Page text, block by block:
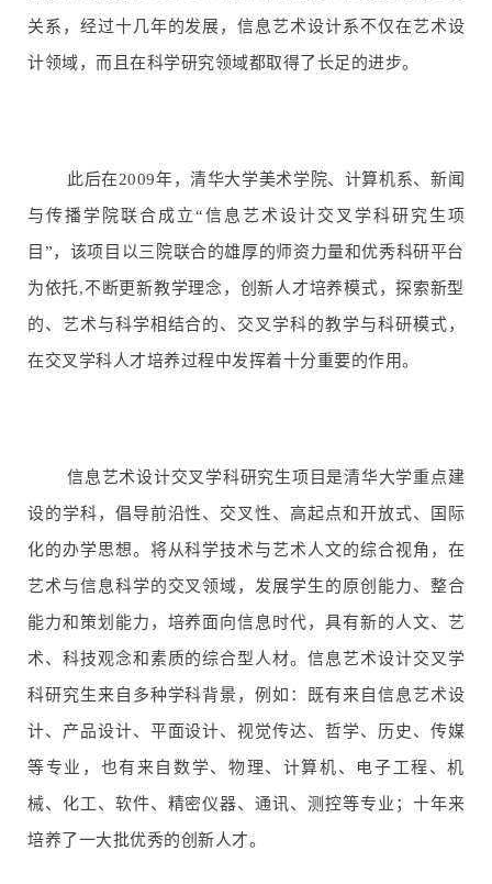
关系，经过十几年的发展，信息艺术设计系不仅在艺术设
计领域，而且在科学研究领域都取得了长足的进步。
此后在2009年，清华大学美术学院、计算机系、新闻
与传播学院联合成立“信息艺术设计交叉学科研究生项
目”，该项目以三院联合的雄厚的师资力量和优秀科研平台
为依托,不断更新教学理念，创新人才培养模式，探索新型
的、艺术与科学相结合的、交叉学科的教学与科研模式，
在交叉学科人才培养过程中发挥着十分重要的作用。
信息艺术设计交叉学科研究生项目是清华大学重点建
设的学科，倡导前沿性、交叉性、高起点和开放式、国际
化的办学思想。将从科学技术与艺术人文的综合视角，在
艺术与信息科学的交叉领域，发展学生的原创能力、整合
能力和策划能力，培养面向信息时代，具有新的人文、艺
术、科技观念和素质的综合型人材。信息艺术设计交叉学
科研究生来自多种学科背景，例如：既有来自信息艺术设
计、产品设计、平面设计、视觉传达、哲学、历史、传媒
等专业，也有来自数学、物理、计算机、电子工程、机
械、化工、软件、精密仪器、通讯、测控等专业；十年来
培养了一大批优秀的创新人才。